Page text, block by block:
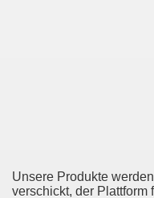
Unsere Produkte
verschickt, der Plattform